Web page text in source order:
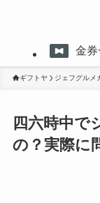
金券
ギフトヤ ジェフグルメ
四六時中で
の？実際に